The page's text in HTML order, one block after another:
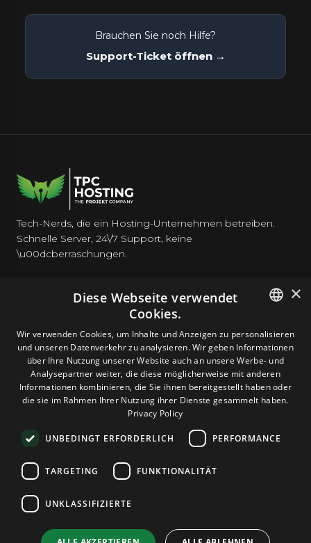
Brauchen Sie noch Hilfe?
Support-Ticket öffnen →
Tech-Nerds, die ein Hosting-Unternehmen betreiben.
Schnelle Server, 24\/7 Support, keine
\u00dcberraschungen.
HOSTING
DOMAINS & E-MAIL
TOOLS & SICHERHEIT
UNTERNEHMEN
Terms and Conditions
ENGLISH
ROMANIAN
×
Diese Webseite verwendet
Cookies.
Wir verwenden Cookies, um Inhalte und Anzeigen zu personalisieren
und unseren Datenverkehr zu analysieren. Wir geben Informationen
über Ihre Nutzung unserer Website auch an unsere Werbe- und
Analysepartner weiter, die diese möglicherweise mit anderen
Informationen kombinieren, die Sie ihnen bereitgestellt haben oder
die sie im Rahmen Ihrer Nutzung ihrer Dienste gesammelt haben.
Privacy Policy
UNBEDINGT ERFORDERLICH PERFORMANCE
TARGETING FUNKTIONALITÄT
UNKLASSIFIZIERTE